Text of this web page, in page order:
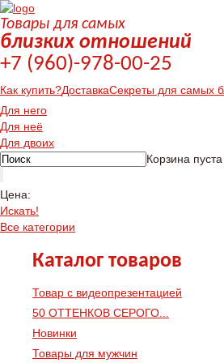
Товары для самых
близких отношений
+7 (960)-978-00-25
Как купить?ДоставкаСекреты для самых
Для него
Для неё
Для двоих
Цена:
Искать!
Корзина пуста
Все категории
Каталог товаров
Товар с видеопрезентацией
50 ОТТЕНКОВ СЕРОГО...
Новинки
Товары для мужчин